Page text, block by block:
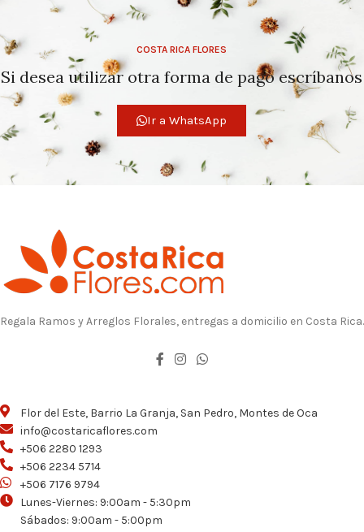
COSTA RICA FLORES
Si desea utilizar otra forma de pago escríbanos
Ir a WhatsApp
Regala Ramos y Arreglos Florales, entregas a domicilio en Costa Rica.
Flor del Este, Barrio La Granja, San Pedro, Montes de Oca
info@costaricaflores.com
+506 2280 1293
+506 2234 5714
+506 7176 9794
Lunes-Viernes: 9:00am - 5:30pm
Sábados: 9:00am - 5:00pm